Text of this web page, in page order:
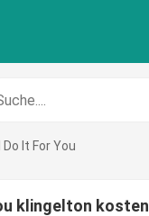
Do It For You
klingelton